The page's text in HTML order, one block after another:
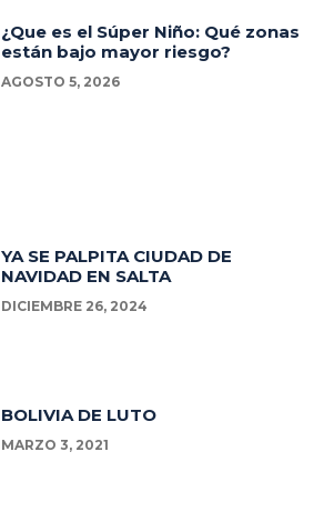
¿Que es el Súper Niño: Qué zonas
están bajo mayor riesgo?
AGOSTO 5, 2026
YA SE PALPITA CIUDAD DE
NAVIDAD EN SALTA
DICIEMBRE 26, 2024
BOLIVIA DE LUTO
MARZO 3, 2021